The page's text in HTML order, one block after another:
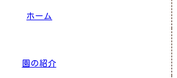
ホーム
園の紹介